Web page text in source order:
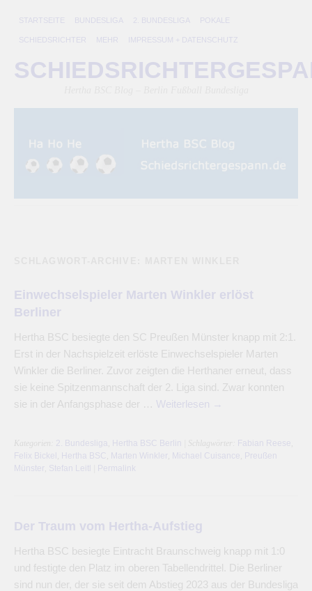
STARTSEITE BUNDESLIGA 2. BUNDESLIGA POKALE
SCHIEDSRICHTER MEHR IMPRESSUM + DATENSCHUTZ
Einwechselspieler Marten Winkler erlöst
Berliner
Hertha BSC besiegte den SC Preußen Münster knapp mit 2:1.
Erst in der Nachspielzeit erlöste Einwechselspieler Marten
Winkler die Berliner. Zuvor zeigten die Herthaner erneut, dass
sie keine Spitzenmannschaft der 2. Liga sind. Zwar konnten
sie in der Anfangsphase der … Weiterlesen →
Kategorien: 2. Bundesliga Hertha BSC Berlin | Schlagwörter: Fabian Reese
Felix Bickel
Hertha BSC Marten Winkler Michael Cuisance Preußen
Münster
Stefan Leitl Permalink
Der Traum vom Hertha-Aufstieg
Hertha BSC besiegte Eintracht Braunschweig knapp mit 1:0
und festigte den Platz im oberen Tabellendrittel. Die Berliner
sind nun der, der sie seit dem Abstieg 2023 aus der Bundesliga